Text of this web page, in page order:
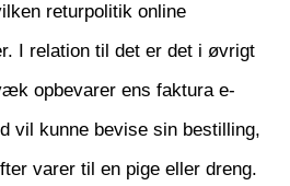
returpolitik online
I relation til det er det i øvrigt
opbevarer ens faktura e-
vil kunne bevise sin bestilling,
varer til en pige eller dreng.